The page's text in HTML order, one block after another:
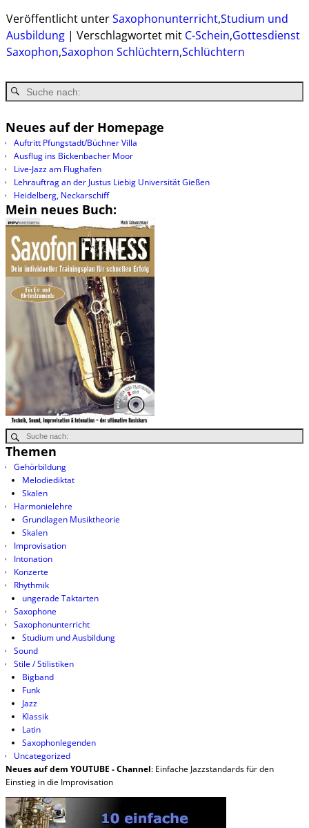
Veröffentlicht unterSaxophonunterricht,Studium und
Ausbildung| Verschlagwortet mit C-Schein,Gottesdienst
Saxophon,Saxophon Schlüchtern,Schlüchtern
Neues auf der Homepage
Auftritt Pfungstadt/Büchner Villa
Ausflug ins Bickenbacher Moor
Live-Jazz am Flughafen
Lehrauftrag an der Justus Liebig Universität Gießen
Heidelberg, Neckarschiff
Mein neues Buch:
Themen
Gehörbildung
Melodiediktat
Skalen
Harmonielehre
Grundlagen Musiktheorie
Skalen
Improvisation
Intonation
Konzerte
Rhythmik
ungerade Taktarten
Saxophone
Saxophonunterricht
Studium und Ausbildung
Sound
Stile / Stilistiken
Bigband
Funk
Jazz
Klassik
Latin
Saxophonlegenden
Uncategorized
Neues auf dem YOUTUBE - Channel: Einfache Jazzstandards für den
Einstieg in die Improvisation